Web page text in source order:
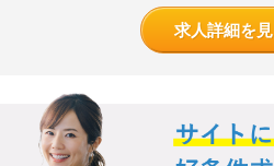
求人詳細を